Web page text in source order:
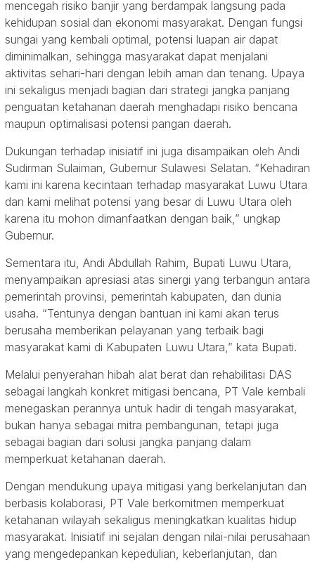
mencegah risiko banjir yang berdampak langsung pada
kehidupan sosial dan ekonomi masyarakat. Dengan fungsi
sungai yang kembali optimal, potensi luapan air dapat
diminimalkan, sehingga masyarakat dapat menjalani
aktivitas sehari-hari dengan lebih aman dan tenang. Upaya
ini sekaligus menjadi bagian dari strategi jangka panjang
penguatan ketahanan daerah menghadapi risiko bencana
maupun optimalisasi potensi pangan daerah.
Dukungan terhadap inisiatif ini juga disampaikan oleh Andi
Sudirman Sulaiman, Gubernur Sulawesi Selatan. “Kehadiran
kami ini karena kecintaan terhadap masyarakat Luwu Utara
dan kami melihat potensi yang besar di Luwu Utara oleh
karena itu mohon dimanfaatkan dengan baik,” ungkap
Gubernur.
Sementara itu, Andi Abdullah Rahim, Bupati Luwu Utara,
menyampaikan apresiasi atas sinergi yang terbangun antara
pemerintah provinsi, pemerintah kabupaten, dan dunia
usaha. “Tentunya dengan bantuan ini kami akan terus
berusaha memberikan pelayanan yang terbaik bagi
masyarakat kami di Kabupaten Luwu Utara,” kata Bupati.
Melalui penyerahan hibah alat berat dan rehabilitasi DAS
sebagai langkah konkret mitigasi bencana, PT Vale kembali
menegaskan perannya untuk hadir di tengah masyarakat,
bukan hanya sebagai mitra pembangunan, tetapi juga
sebagai bagian dari solusi jangka panjang dalam
memperkuat ketahanan daerah.
Dengan mendukung upaya mitigasi yang berkelanjutan dan
berbasis kolaborasi, PT Vale berkomitmen memperkuat
ketahanan wilayah sekaligus meningkatkan kualitas hidup
masyarakat. Inisiatif ini sejalan dengan nilai-nilai perusahaan
yang mengedepankan kepedulian, keberlanjutan, dan